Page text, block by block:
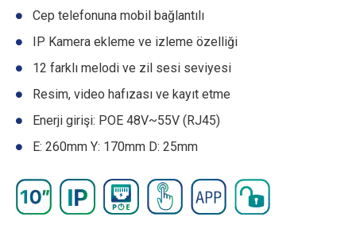
Cep telefonuna mobil bağlantılı
IP Kamera ekleme ve izleme özelliği
12 farklı melodi ve zil sesi seviyesi
Resim, video hafızası ve kayıt etme
Enerji girişi: POE 48V~55V (RJ45)
E: 260mm Y: 170mm D: 25mm